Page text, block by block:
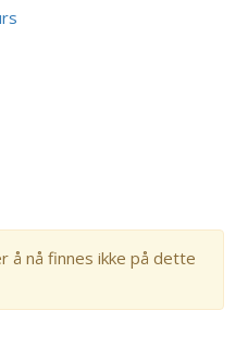
å nå finnes ikke på dette